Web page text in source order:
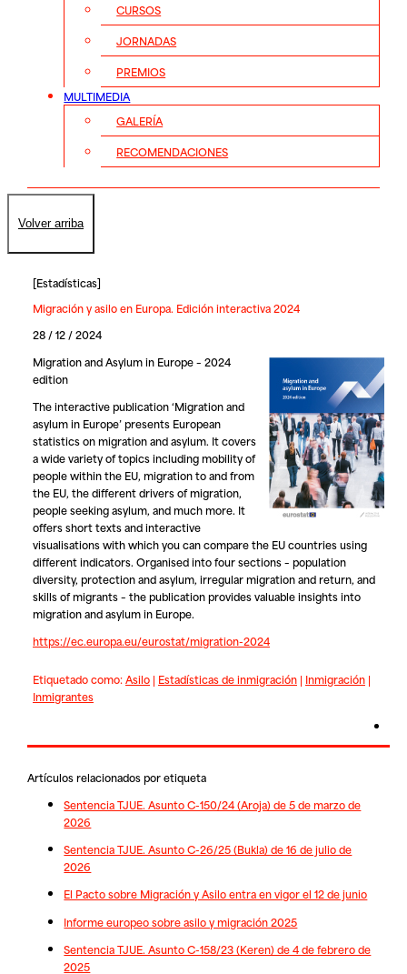
CURSOS
JORNADAS
PREMIOS
MULTIMEDIA
GALERÍA
RECOMENDACIONES
Volver arriba
[Estadísticas]
Migración y asilo en Europa. Edición interactiva 2024
28 / 12 / 2024
Migration and Asylum in Europe – 2024
edition
The interactive publication ‘Migration and
asylum in Europe’ presents European
statistics on migration and asylum. It covers
a wide variety of topics including mobility of
people within the EU, migration to and from
the EU, the different drivers of migration,
people seeking asylum, and much more. It
offers short texts and interactive
visualisations with which you can compare the EU countries using
different indicators. Organised into four sections – population
diversity, protection and asylum, irregular migration and return, and
skills of migrants – the publication provides valuable insights into
migration and asylum in Europe.
https://ec.europa.eu/eurostat/migration-2024
Etiquetado como:Asilo| Estadísticas de inmigración| Inmigración|
Inmigrantes
Artículos relacionados por etiqueta
Sentencia TJUE. Asunto C-150/24 (Aroja) de 5 de marzo de
2026
Sentencia TJUE. Asunto C-26/25 (Bukla) de 16 de julio de
2026
El Pacto sobre Migración y Asilo entra en vigor el 12 de junio
Informe europeo sobre asilo y migración 2025
Sentencia TJUE. Asunto C-158/23 (Keren) de 4 de febrero de
2025